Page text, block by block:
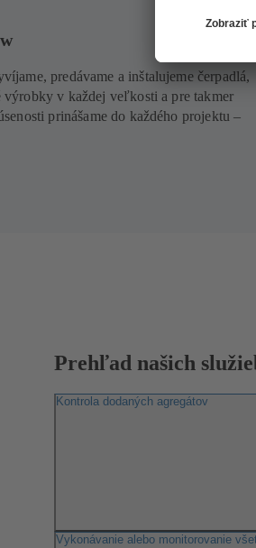
predávame a inštalujeme čerpadlá,
výrobky v každej veľkosti a pre takmer
prinášame do každého projektu –
Prehľad našich
Kontrola dodaných agregátov
Vykonávanie alebo monitorovanie